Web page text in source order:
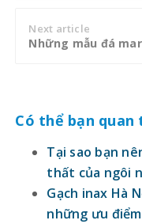
Next article
Có thể bạn quan
Tại sao bạn
thất của ngôi
Gạch inax Hà
những ưu